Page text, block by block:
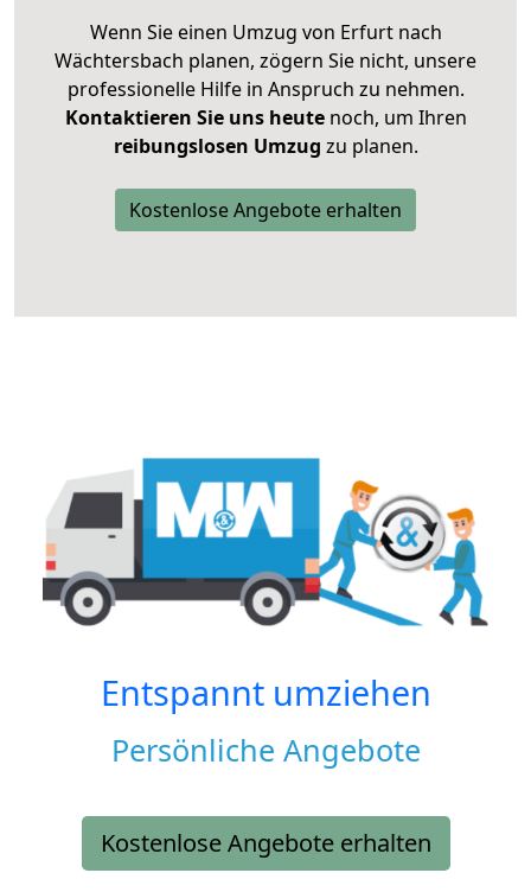
Wenn Sie einen Umzug von Erfurt nach
Wächtersbach planen, zögern Sie nicht, unsere
professionelle Hilfe in Anspruch zu nehmen.
Kontaktieren Sie uns heutenoch, um Ihren
reibungslosen Umzug zu planen.
Kostenlose Angebote erhalten
Entspannt umziehen
Persönliche Angebote
Kostenlose Angebote erhalten